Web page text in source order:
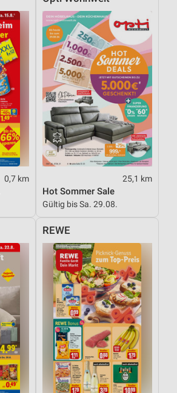
0,7 km 25,1 km
Hot Sommer Sale
Gültig bis Sa. 29.08.
REWE